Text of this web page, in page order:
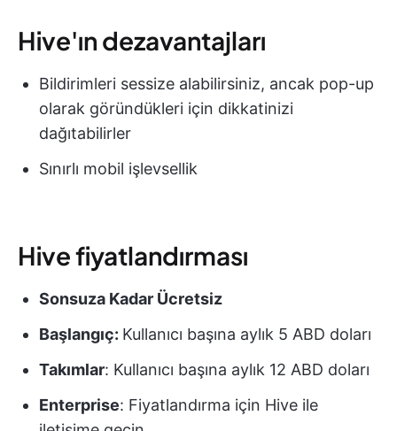
Hive'ın dezavantajları
Bildirimleri sessize alabilirsiniz, ancak pop-up
olarak göründükleri için dikkatinizi
dağıtabilirler
Sınırlı mobil işlevsellik
Hive fiyatlandırması
Sonsuza Kadar Ücretsiz
Başlangıç: Kullanıcı başına aylık 5 ABD doları
Takımlar: Kullanıcı başına aylık 12 ABD doları
Enterprise: Fiyatlandırma için Hive ile